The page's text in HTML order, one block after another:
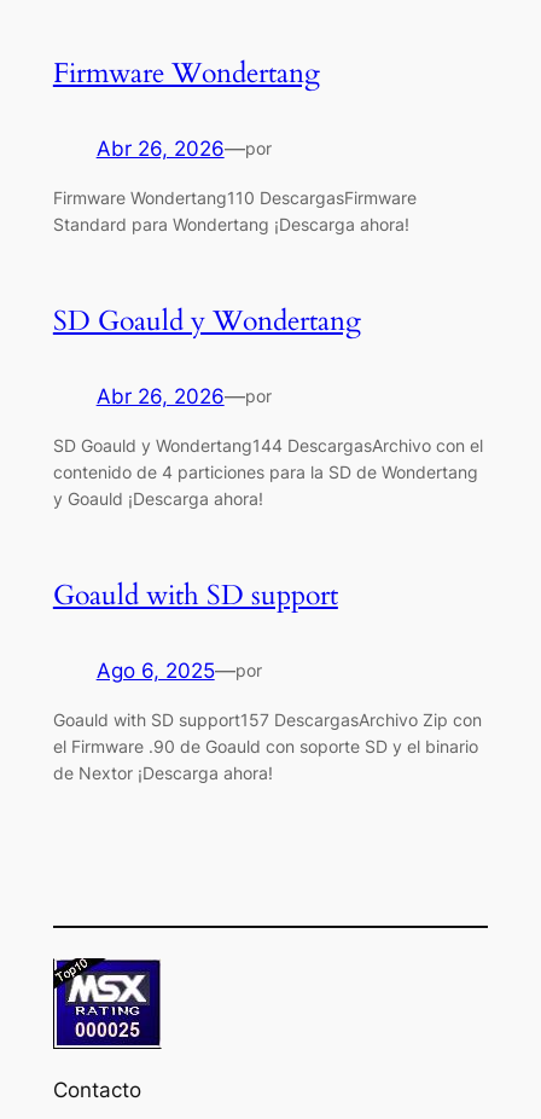
Firmware Wondertang
Abr 26, 2026—por
Firmware Wondertang110 DescargasFirmware
Standard para Wondertang ¡Descarga ahora!
SD Goauld y Wondertang
Abr 26, 2026—por
SD Goauld y Wondertang144 DescargasArchivo con el
contenido de 4 particiones para la SD de Wondertang
y Goauld ¡Descarga ahora!
Goauld with SD support
Ago 6, 2025—por
Goauld with SD support157 DescargasArchivo Zip con
el Firmware .90 de Goauld con soporte SD y el binario
de Nextor ¡Descarga ahora!
Contacto